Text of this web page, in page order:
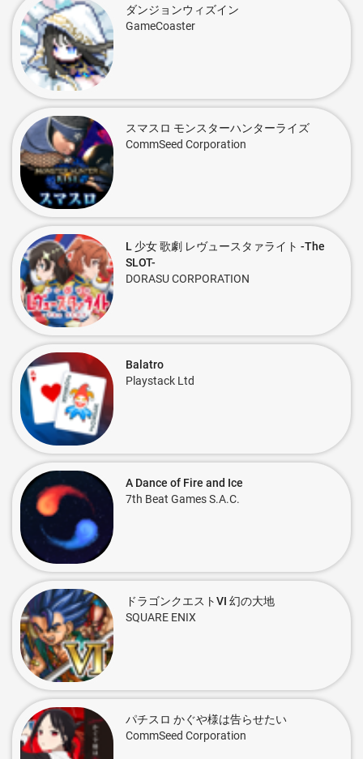
ダンジョンウィズイン
GameCoaster
スマスロ モンスターハンターライズ
CommSeed Corporation
L 少女 歌劇 レヴュースタァライト -The
SLOT-
DORASU CORPORATION
Balatro
Playstack Ltd
A Dance of Fire and Ice
7th Beat Games S.A.C.
ドラゴンクエストVI 幻の大地
SQUARE ENIX
パチスロ かぐや様は告らせたい
CommSeed Corporation